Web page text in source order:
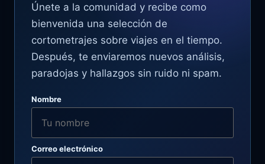
Únete a la comunidad y recibe como
bienvenida una selección de
cortometrajes sobre viajes en el tiempo.
Después, te enviaremos nuevos análisis,
paradojas y hallazgos sin ruido ni spam.
Nombre
Correo electrónico